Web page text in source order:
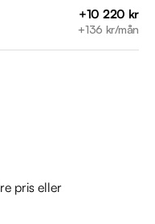
+10 220 kr
+136 kr/mån
pris eller